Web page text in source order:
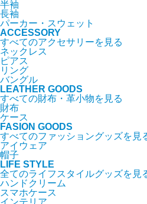
半袖
長袖
パーカー・スウェット
ACCESSORY
すべてのアクセサリーを見る
ネックレス
ピアス
リング
バングル
LEATHER GOODS
すべての財布・革小物を見る
財布
ケース
FASION GOODS
すべてのファッショングッズを見
アイウェア
帽子
LIFE STYLE
全てのライフスタイルグッズを見
ハンドクリーム
スマホケース
インテリア